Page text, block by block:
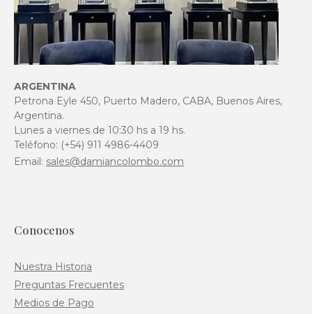
ARGENTINA
Petrona Eyle 450, Puerto Madero, CABA, Buenos Aires,
Argentina.
Lunes a viernes de 10:30 hs a 19 hs.
Teléfono: (+54) 911 4986-4409
Email: sales@damiancolombo.com
Conocenos
Nuestra Historia
Preguntas Frecuentes
Medios de Pago